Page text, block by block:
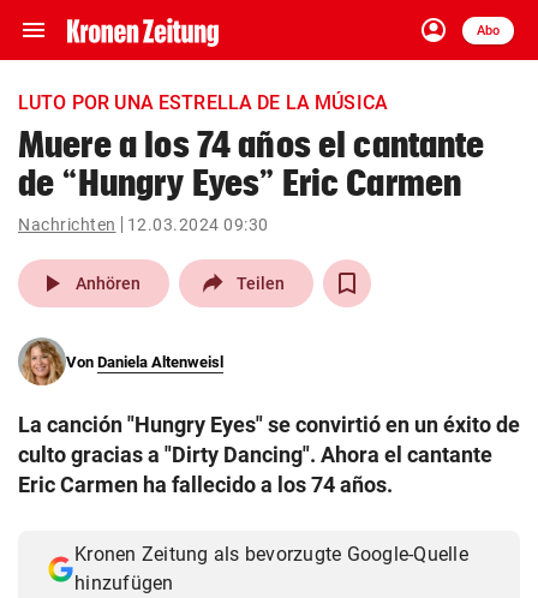
menu Navigation
ein-/ausklappen
account_circle
Anmelden
Abo
close Schließen
account_circle Anmelden
arrow_right
pin_drop
Wien arrow_right
search
eingeben
© Krone Multimedia GmbH & Co KG 2026
Muthgasse 2, 1190 Wien
LUTO POR UNA ESTRELLA DE LA MÚSICA
Muere a los 74 años el cantante
de “Hungry Eyes” Eric Carmen
Nachrichten 12.03.2024 09:30
play_arrow Anhören Teilen
Von Daniela Altenweisl
La canción "Hungry Eyes" se convirtió en un éxito de
culto gracias a "Dirty Dancing". Ahora el cantante
Eric Carmen ha fallecido a los 74 años.
Kronen Zeitung als bevorzugte Google-Quelle
hinzufügen